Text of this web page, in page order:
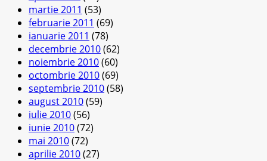
martie 2011 (53)
februarie 2011 (69)
ianuarie 2011 (78)
decembrie 2010(62)
noiembrie 2010(60)
octombrie 2010(69)
septembrie 2010(58)
august 2010(59)
iulie 2010(56)
iunie 2010(72)
mai 2010(72)
aprilie 2010(27)